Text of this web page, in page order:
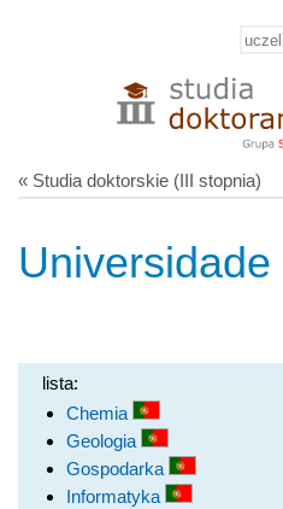
« Studia doktorskie (III stopnia)
lista:
Chemia
Geologia
Gospodarka
Informatyka